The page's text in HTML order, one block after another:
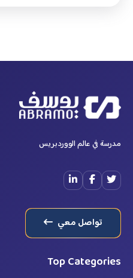
مدرسة في عالم الووردبريس
تواصل معي
Top Categories